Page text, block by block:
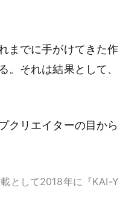
までに手がけてきた作
それは結果として、
クリエイターの目から
として2018年に『KAI-Y